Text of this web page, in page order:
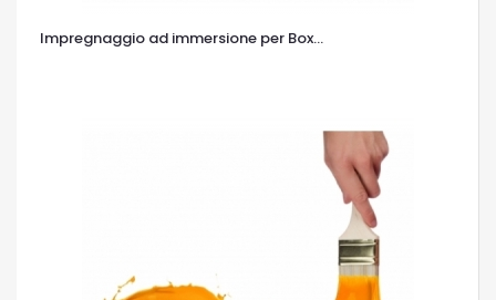
Impregnaggio ad immersione per Box...